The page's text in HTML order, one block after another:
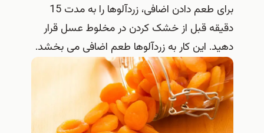
برای طعم دادن اضافی، زردآلوها را به مدت 15
دقیقه قبل از خشک کردن در مخلوط عسل قرار
دهید. این کار به زردآلوها طعم اضافی می بخشد.